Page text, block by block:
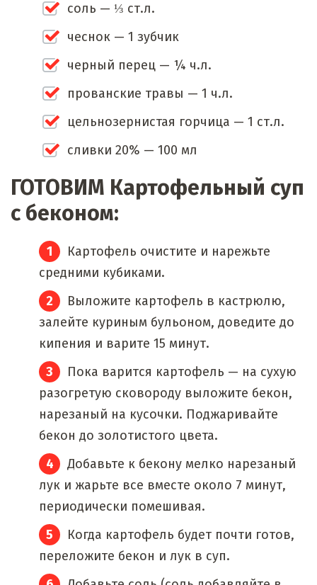
соль — ⅓ ст.л.
чеснок — 1 зубчик
черный перец — ¼ ч.л.
прованские травы — 1 ч.л.
цельнозернистая горчица — 1 ст.л.
сливки 20% — 100 мл
ГОТОВИМ Картофельный суп
с беконом:
Картофель очистите и нарежьте
средними кубиками.
Выложите картофель в кастрюлю,
залейте куриным бульоном, доведите до
кипения и варите 15 минут.
Пока варится картофель — на сухую
разогретую сковороду выложите бекон,
нарезаный на кусочки. Поджаривайте
бекон до золотистого цвета.
Добавьте к бекону мелко нарезаный
лук и жарьте все вместе около 7 минут,
периодически помешивая.
Когда картофель будет почти готов,
переложите бекон и лук в суп.